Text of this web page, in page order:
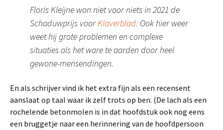
Floris Kleijne won niet voor niets in 2021 de
Schaduwprijs voorKlaverblad. Ook hier weer
weet hij grote problemen en complexe
situaties als het ware te aarden door heel
gewone-mensendingen.
En als schrijver vind ik het extra fijn als een recensent
aanslaat op taal waar ik zelf trots op ben. (De lach als een
rochelende betonmolen is in dat hoofdstuk ook nog eens
een bruggetje naar een herinnering van de hoofdpersoon